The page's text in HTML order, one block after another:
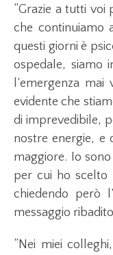
“Grazie a tutti voi
che continuiamo
questi giorni è
ospedale, siamo
l’emergenza
evidente che
di imprevedibile,
nostre energie, e
maggiore. Io
per cui ho scelto
chiedendo però
messaggio
“Nei miei